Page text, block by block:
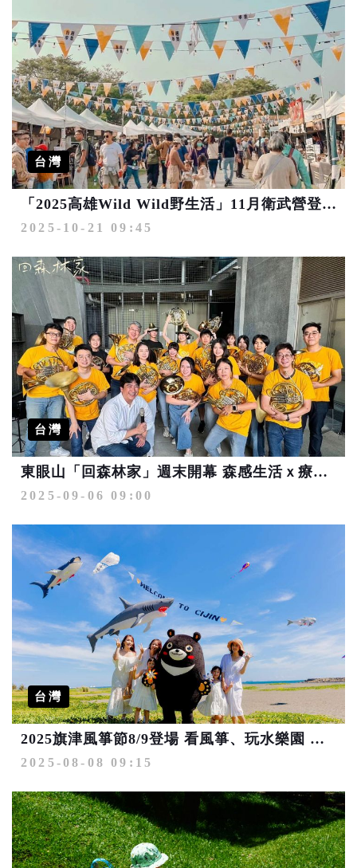
台灣
「2025高雄Wild Wild野生活」11月衛武營登場 同場加映萬聖節盛典歡樂連連
2025-10-21 09:45
台灣
東眼山「回森林家」週末開幕 森感生活ｘ療癒市集的舒心之旅
2025-09-06 09:00
台灣
2025旗津風箏節8/9登場 看風箏、玩水樂園 搭渡輪最便利
2025-08-08 09:15